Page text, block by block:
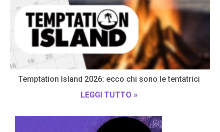
Temptation Island 2026: ecco chi sono le tentatrici
LEGGI TUTTO »